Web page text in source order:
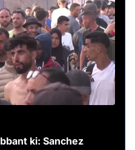
ki: Sanchez